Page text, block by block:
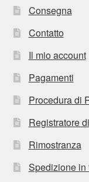
Consegna
Contatto
Il mio account
Pagamenti
Procedura di
Registratore
Rimostranza
Spedizione in